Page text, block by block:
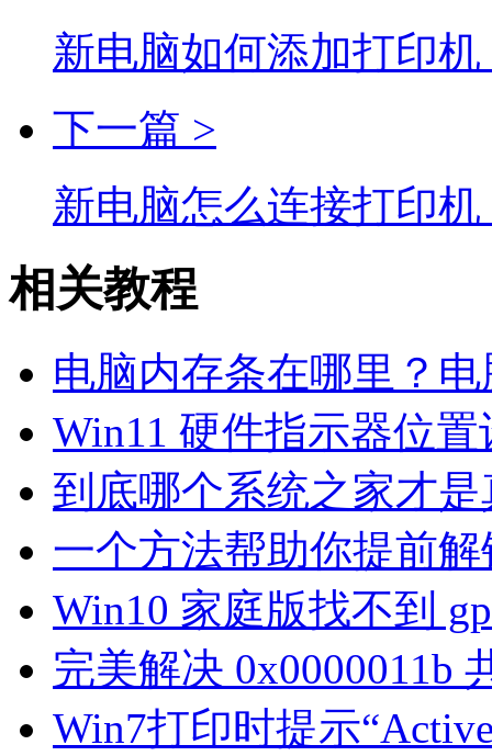
新电脑如何添加打印
下一篇 >
新电脑怎么连接打印
相关教程
电脑内存条在哪里？
Win11 硬件指示器位
到底哪个系统之家才
一个方法帮助你提前解
Win10 家庭版找不到
完美解决 0x0000011b
Win7打印时提示